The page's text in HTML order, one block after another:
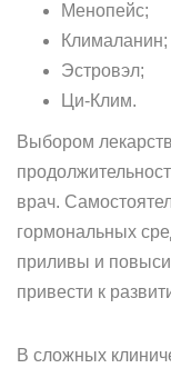
Менопейс;
Клималанин;
Эстровэл;
Ци-Клим.
Выбором
врач.
гормональных
приливы и
привести к
В сложных